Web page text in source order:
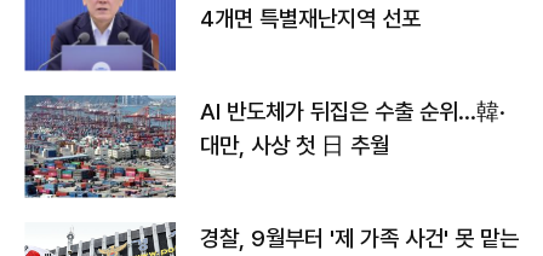
4개면 특별재난지역 선포
AI 반도체가 뒤집은 수출 순위…韓·
대만, 사상 첫 日 추월
경찰, 9월부터 '제 가족 사건' 못 맡는